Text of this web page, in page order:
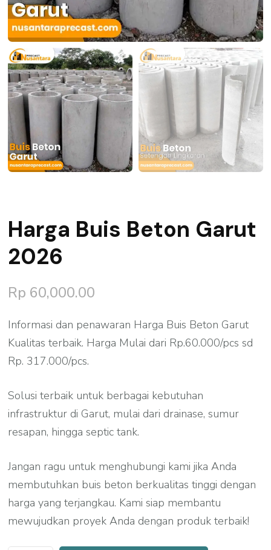
Harga Buis Beton Garut
2026
Rp 60,000.00
Informasi dan penawaran Harga Buis Beton Garut
Kualitas terbaik. Harga Mulai dari Rp.60.000/pcs sd
Rp. 317.000/pcs.
Solusi terbaik untuk berbagai kebutuhan
infrastruktur di Garut, mulai dari drainase, sumur
resapan, hingga septic tank.
Jangan ragu untuk menghubungi kami jika Anda
membutuhkan buis beton berkualitas tinggi dengan
harga yang terjangkau. Kami siap membantu
mewujudkan proyek Anda dengan produk terbaik!